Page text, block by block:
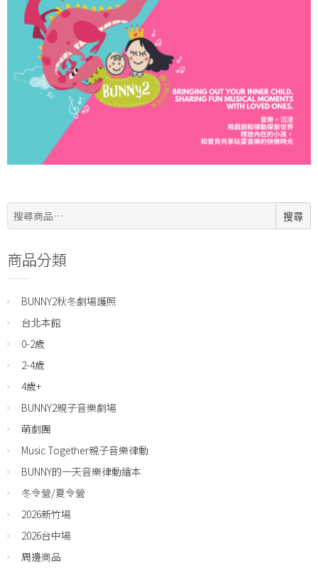
搜
尋:
搜尋
商品分類
BUNNY2秋冬劇場護照
台北本館
0-2歲
2-4歲
4歲+
BUNNY2親子音樂劇場
萌劇團
Music Together親子音樂律動
BUNNY的一天音樂律動繪本
冬令營/夏令營
2026新竹場
2026台中場
周邊商品